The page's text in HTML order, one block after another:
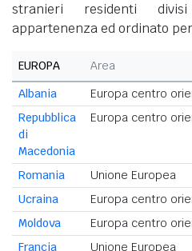
stranieri residenti
appartenenza ed ordinato
EUROPA Area
Albania
Europa centro
Repubblica
di
Macedonia
Europa centro
Romania Unione Europea
Ucraina
Europa centro
Moldova
Europa centro
Francia
Unione Europea